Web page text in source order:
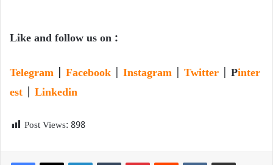
Like and follow us on :
Telegram Facebook Instagram Twitter Pinter
est
Linkedin
Post Views: 898